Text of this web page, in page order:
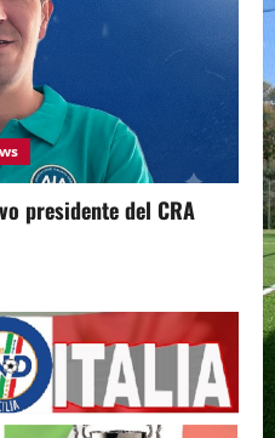
presidente del CRA